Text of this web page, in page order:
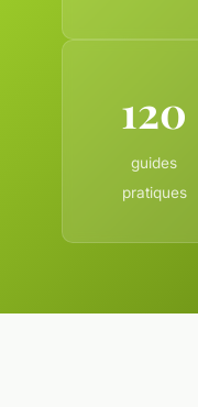
120
guides
pratiques